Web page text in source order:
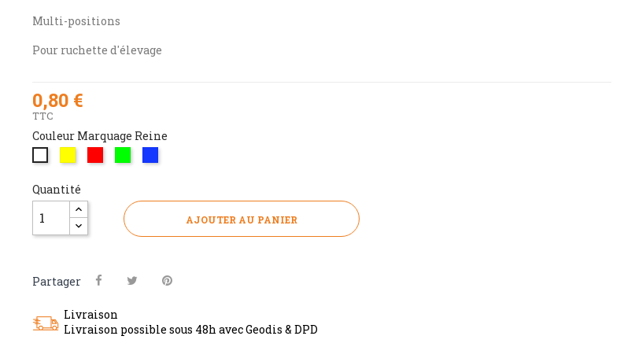
Multi-positions
Pour ruchette d'élevage
0,80 €
TTC
Couleur Marquage Reine
BLANC
/
-
6
JAUNE
/
-
7
ROUGE
/
VERT
/
9
BLEU
/
0
Quantité
AJOUTER AU PANIER
Partager
Livraison
Livraison possible sous 48h avec Geodis & DPD